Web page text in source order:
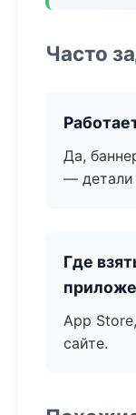
Часто
Да,
— детали
Где
App
сайте.